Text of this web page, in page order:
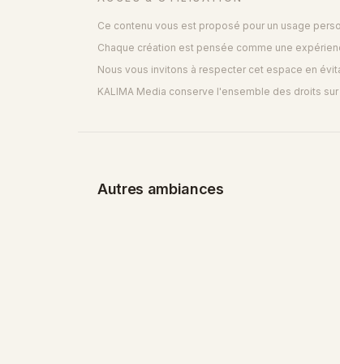
Ce contenu vous est proposé pour un usage
Chaque création est pensée comme une
Nous vous invitons à respecter cet espace en
KALIMA Media conserve l'ensemble des droits
Autres ambiances